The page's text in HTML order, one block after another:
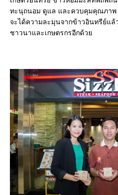
ทะนุถนอม ดูแล และควบคุมคุณภาพ
จะได้ความละมุนจากข้าวอินทรีย์แล้
ชาวนาและเกษตรกรอีกด้วย